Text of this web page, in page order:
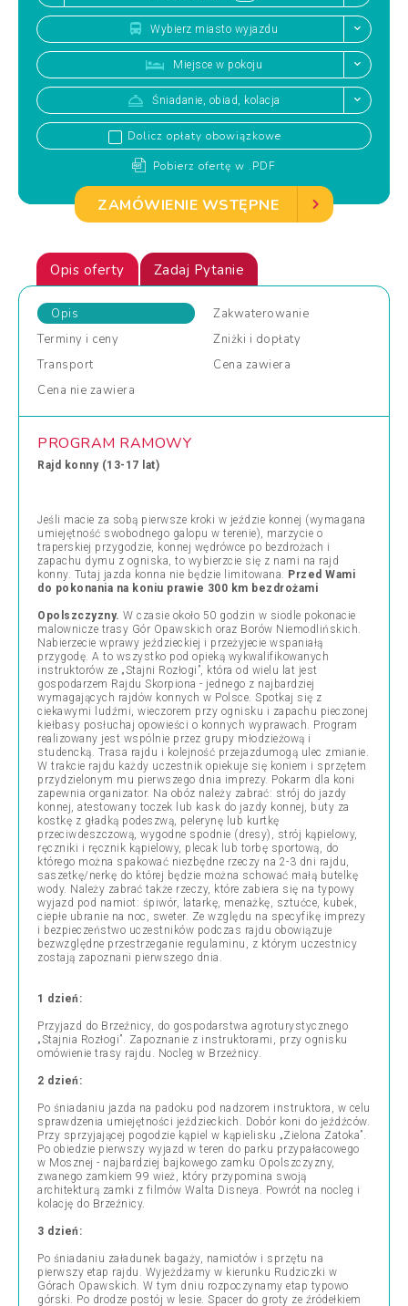
Wybierz miasto wyjazdu
Miejsce w pokoju
Śniadanie, obiad, kolacja
Dolicz opłaty obowiązkowe
Pobierz ofertę w .PDF
ZAMÓWIENIE WSTĘPNE
Opis oferty Zadaj Pytanie
Opis
Zakwaterowanie
Terminy i ceny Zniżki i dopłaty
Transport
Cena zawiera
Cena nie zawiera
PROGRAM RAMOWY
Rajd konny (13-17 lat)
Jeśli macie za sobą pierwsze kroki w jeździe konnej (wymagana
umiejętność swobodnego galopu w terenie), marzycie o
traperskiej przygodzie, konnej wędrówce po bezdrożach i
zapachu dymu z ogniska, to wybierzcie się z nami na rajd
konny. Tutaj jazda konna nie będzie limitowana. Przed Wami
do pokonania na koniu prawie 300 km bezdrożami
Opolszczyzny. W czasie około 50 godzin w siodle pokonacie
malownicze trasy Gór Opawskich oraz Borów Niemodlińskich.
Nabierzecie wprawy jeździeckiej i przeżyjecie wspaniałą
przygodę. A to wszystko pod opieką wykwalifikowanych
instruktorów ze „Stajni Rozłogi”, która od wielu lat jest
gospodarzem Rajdu Skorpiona - jednego z najbardziej
wymagających rajdów konnych w Polsce. Spotkaj się z
ciekawymi ludźmi, wieczorem przy ognisku i zapachu pieczonej
kiełbasy posłuchaj opowieści o konnych wyprawach. Program
realizowany jest wspólnie przez grupy młodzieżową i
studencką. Trasa rajdu i kolejność przejazdumogą ulec zmianie.
W trakcie rajdu każdy uczestnik opiekuje się koniem i sprzętem
przydzielonym mu pierwszego dnia imprezy. Pokarm dla koni
zapewnia organizator. Na obóz należy zabrać: strój do jazdy
konnej, atestowany toczek lub kask do jazdy konnej, buty za
kostkę z gładką podeszwą, pelerynę lub kurtkę
przeciwdeszczową, wygodne spodnie (dresy), strój kąpielowy,
ręczniki i ręcznik kąpielowy, plecak lub torbę sportową, do
którego można spakować niezbędne rzeczy na 2-3 dni rajdu,
saszetkę/nerkę do której będzie można schować małą butelkę
wody. Należy zabrać także rzeczy, które zabiera się na typowy
wyjazd pod namiot: śpiwór, latarkę, menażkę, sztućce, kubek,
ciepłe ubranie na noc, sweter. Ze względu na specyfikę imprezy
i bezpieczeństwo uczestników podczas rajdu obowiązuje
bezwzględne przestrzeganie regulaminu, z którym uczestnicy
zostają zapoznani pierwszego dnia.
1 dzień:
Przyjazd do Brzeźnicy, do gospodarstwa agroturystycznego
„Stajnia Rozłogi”. Zapoznanie z instruktorami, przy ognisku
omówienie trasy rajdu. Nocleg w Brzeźnicy.
2 dzień:
Po śniadaniu jazda na padoku pod nadzorem instruktora, w celu
sprawdzenia umiejętności jeździeckich. Dobór koni do jeźdźców.
Przy sprzyjającej pogodzie kąpiel w kąpielisku „Zielona Zatoka”.
Po obiedzie pierwszy wyjazd w teren do parku przypałacowego
w Mosznej - najbardziej bajkowego zamku Opolszczyzny,
zwanego zamkiem 99 wież, który przypomina swoją
architekturą zamki z filmów Walta Disneya. Powrót na nocleg i
kolację do Brzeźnicy.
3 dzień:
Po śniadaniu załadunek bagaży, namiotów i sprzętu na
pierwszy etap rajdu. Wyjeżdżamy w kierunku Rudziczki w
Górach Opawskich. W tym dniu rozpoczynamy etap typowo
górski. Po drodze postój w lesie. Spacer do groty ze źródełkiem